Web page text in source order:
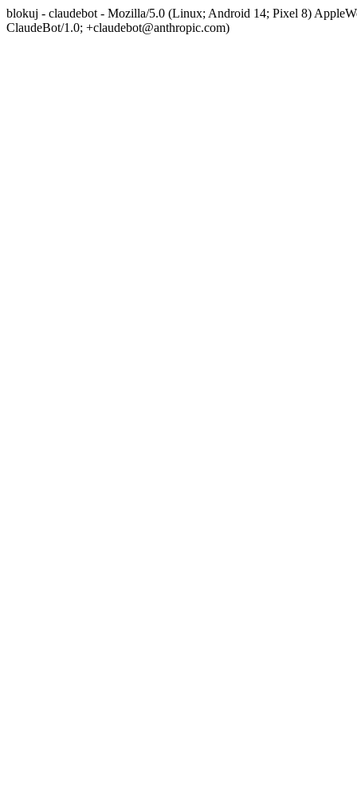
blokuj - claudebot - Mozilla/5.0 (Linux; Android 14; Pixel 8)
ClaudeBot/1.0; +claudebot@anthropic.com)